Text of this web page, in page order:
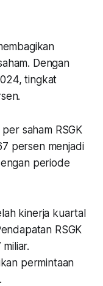
Dengan
tingkat
saham RSGK
persen menjadi
periode
kinerja kuartal
RSGK
permintaan